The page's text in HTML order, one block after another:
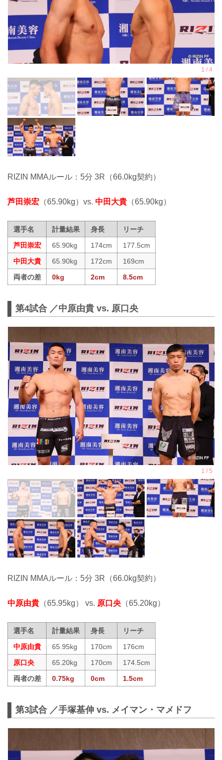
RIZIN MMAルール：5分 3R（66.0kg契約）
芦田崇宏 （65.90kg）vs. 中田大貴 （65.90kg）
選手名 計量結果 身長
リーチ
芦田崇宏
65.90kg 174cm
177.5cm
中田大貴
65.90kg 172cm
169cm
両者の差
0kg 2cm 8.5cm
第4試合 ／中原由貴 vs. 原口央
RIZIN MMAルール：5分 3R（66.0kg契約）
中原由貴 （65.95kg） vs. 原口央 （65.20kg）
選手名 計量結果 身長
リーチ
中原由貴
65.95kg 170cm
176cm
原口央
65.20kg 170cm
174.5cm
両者の差
0.75kg 0cm 1.5cm
第3試合 ／手塚基伸 vs. メイマン・マメドフ